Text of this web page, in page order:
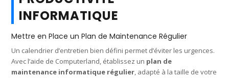
INFORMATIQUE
Mettre en Place un Plan de Maintenance Régulier
Un calendrier d’entretien bien défini permet d’éviter les urgences.
Avec l’aide de Computerland, établissez un plan de
maintenance informatique régulier , adapté à la taille de votre